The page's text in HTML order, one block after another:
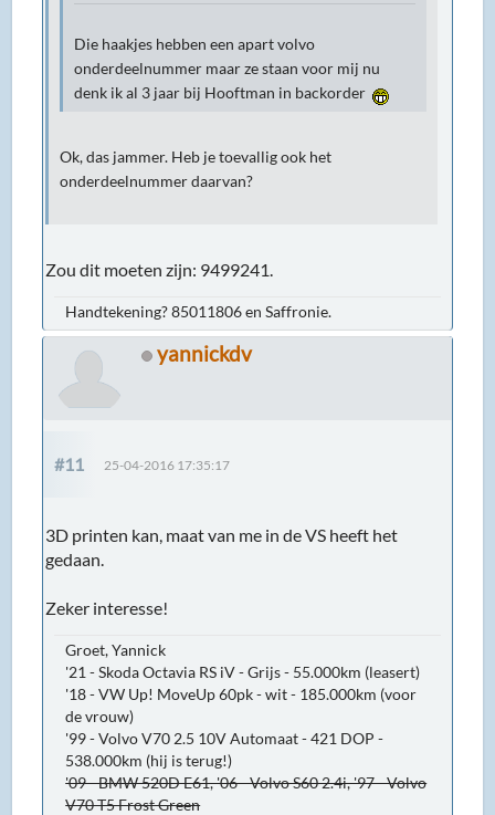
Die haakjes hebben een apart volvo
onderdeelnummer maar ze staan voor mij nu
denk ik al 3 jaar bij Hooftman in backorder
Ok, das jammer. Heb je toevallig ook het
onderdeelnummer daarvan?
Zou dit moeten zijn: 9499241.
Handtekening? 85011806 en Saffronie.
yannickdv
#11 25-04-2016 17:35:17
3D printen kan, maat van me in de VS heeft het
gedaan.
Zeker interesse!
Groet, Yannick
'21 - Skoda Octavia RS iV - Grijs - 55.000km (leasert)
'18 - VW Up! MoveUp 60pk - wit - 185.000km (voor
de vrouw)
'99 - Volvo V70 2.5 10V Automaat - 421 DOP -
538.000km (hij is terug!)
'09 - BMW 520D E61, '06 - Volvo S60 2.4i, '97 - Volvo
V70 T5 Frost Green